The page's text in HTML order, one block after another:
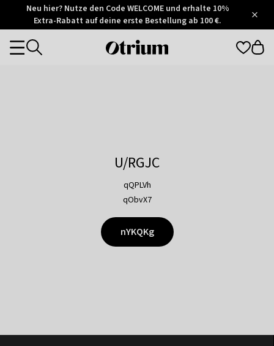
Otrium
Trustpilot
Neu hier? Nutze den Code WELCOME und erhalte 10%
Extra-Rabatt auf deine erste Bestellung ab 100 €.
Otrium
Categories
U/RGJC
qQPLVh
qObvX7
nYKQKg